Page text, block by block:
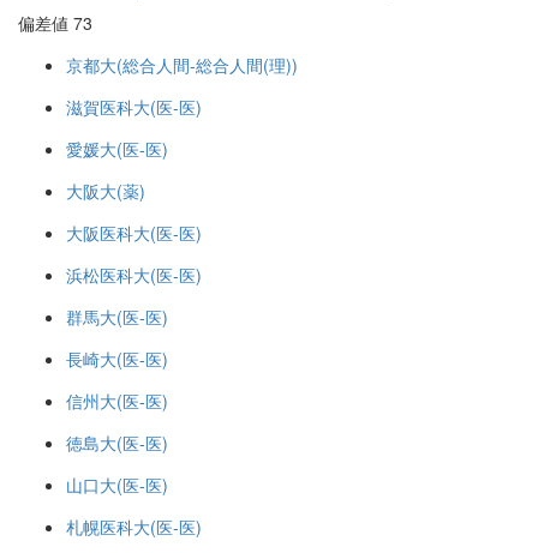
偏差値 73
京都大(総合人間-総合人間(理))
滋賀医科大(医-医)
愛媛大(医-医)
大阪大(薬)
大阪医科大(医-医)
浜松医科大(医-医)
群馬大(医-医)
長崎大(医-医)
信州大(医-医)
徳島大(医-医)
山口大(医-医)
札幌医科大(医-医)